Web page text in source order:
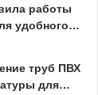
работы
удобного…
труб ПВХ
для…